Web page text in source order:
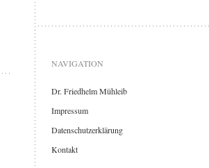
NAVIGATION
Dr. Friedhelm Mühleib
Impressum
Datenschutzerklärung
Kontakt